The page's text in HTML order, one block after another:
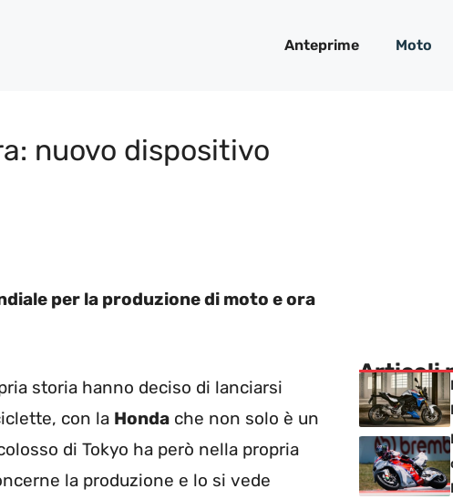
Anteprime Moto
nuovo dispositivo
per la produzione di moto e ora
storia hanno deciso di lanciarsi
con la Honda che non solo è un
di Tokyo ha però nella propria
la produzione e lo si vede
Articoli